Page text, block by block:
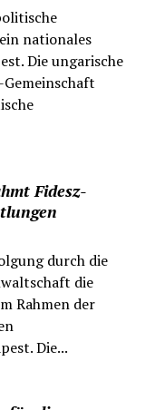
nationales
Die ungarische
Fidesz-
durch die
die
Rahmen der
Die...